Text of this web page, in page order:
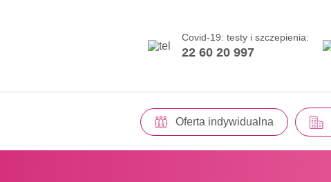
Covid-19: testy i szczepienia:
22 60 20 997
Oferta indywidualna